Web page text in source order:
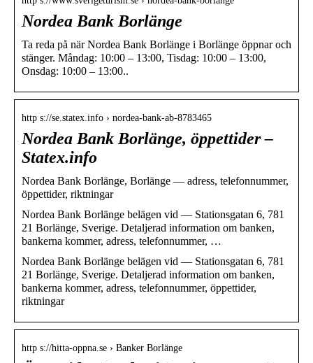
Nordea Bank Borlänge
Ta reda på när Nordea Bank Borlänge i Borlänge öppnar och
stänger. Måndag: 10:00 – 13:00, Tisdag: 10:00 – 13:00,
Onsdag: 10:00 – 13:00..
http s://se.statex.info › nordea-bank-ab-8783465
Nordea Bank Borlänge, öppettider –
Statex.info
Nordea Bank Borlänge, Borlänge — adress, telefonnummer,
öppettider, riktningar
Nordea Bank Borlänge belägen vid — Stationsgatan 6, 781
21 Borlänge, Sverige. Detaljerad information om banken,
bankerna kommer, adress, telefonnummer, …
Nordea Bank Borlänge belägen vid — Stationsgatan 6, 781
21 Borlänge, Sverige. Detaljerad information om banken,
bankerna kommer, adress, telefonnummer, öppettider,
riktningar
http s://hitta-oppna.se › Banker Borlänge